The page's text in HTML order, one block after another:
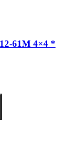
61М 4×4 *